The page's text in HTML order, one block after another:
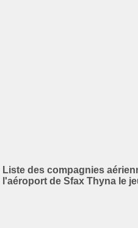
Liste des compagnies
l'aéroport de Sfax Thyna le